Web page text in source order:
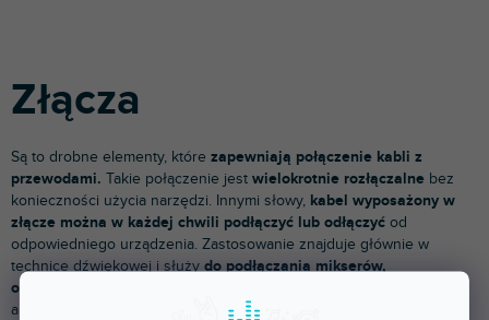
Złącza
Są to drobne elementy, które zapewniają połączenie kabli z
przewodami. Takie połączenie jest wielokrotnie rozłączalne bez
konieczności użycia narzędzi. Innymi słowy, kabel wyposażony w
złącze można w każdej chwili podłączyć lub odłączyć od
odpowiedniego urządzenia. Zastosowanie znajduje głównie w
technice dźwiękowej i służy do podłączania mikserów,
odtwarzaczy, zestawów głośnikowych
audio. Najczęściej używanymi typami są złącza typu